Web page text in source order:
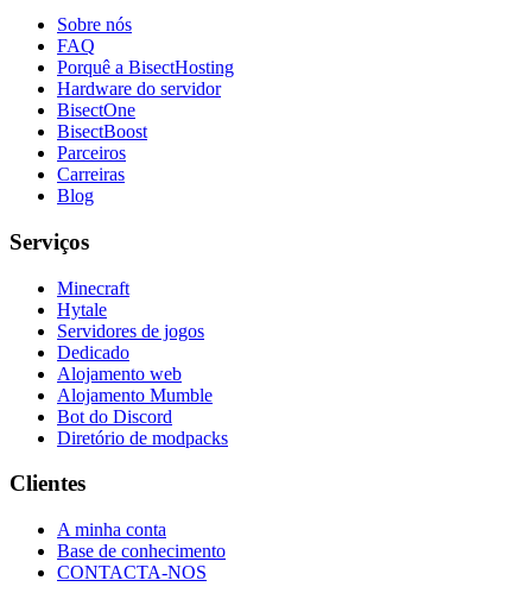
Sobre nós
FAQ
Porquê a BisectHosting
Hardware do servidor
BisectOne
BisectBoost
Parceiros
Carreiras
Blog
Serviços
Minecraft
Hytale
Servidores de jogos
Dedicado
Alojamento web
Alojamento Mumble
Bot do Discord
Diretório de modpacks
Clientes
A minha conta
Base de conhecimento
CONTACTA-NOS